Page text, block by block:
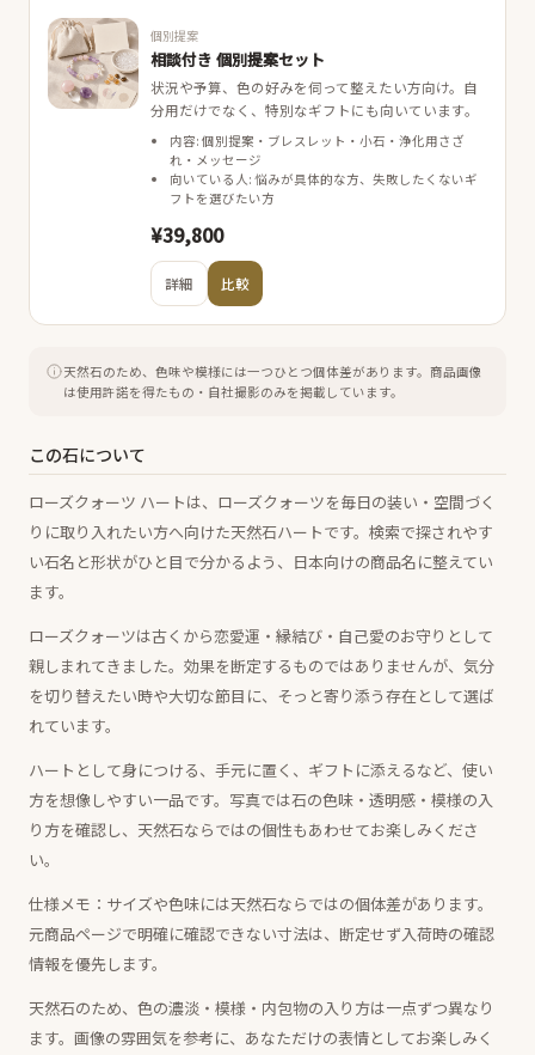
個別提案
相談付き 個別提案セット
状況や予算、色の好みを伺って整えたい方向け。自
分用だけでなく、特別なギフトにも向いています。
内容: 個別提案・ブレスレット・小石・浄化用さざ
れ・メッセージ
向いている人: 悩みが具体的な方、失敗したくないギ
フトを選びたい方
¥39,800
詳細 比較
天然石のため、色味や模様には一つひとつ個体差があります。 商品画像
は使用許諾を得たもの・自社撮影のみを掲載しています。
この石について
ローズクォーツ ハートは、ローズクォーツを毎日の装い・空間づく
りに取り入れたい方へ向けた天然石ハートです。検索で探されやす
い石名と形状がひと目で分かるよう、日本向けの商品名に整えてい
ます。
ローズクォーツは古くから恋愛運・縁結び・自己愛のお守りとして
親しまれてきました。効果を断定するものではありませんが、気分
を切り替えたい時や大切な節目に、そっと寄り添う存在として選ば
れています。
ハートとして身につける、手元に置く、ギフトに添えるなど、使い
方を想像しやすい一品です。写真では石の色味・透明感・模様の入
り方を確認し、天然石ならではの個性もあわせてお楽しみくださ
い。
仕様メモ：サイズや色味には天然石ならではの個体差があります。
元商品ページで明確に確認できない寸法は、断定せず入荷時の確認
情報を優先します。
天然石のため、色の濃淡・模様・内包物の入り方は一点ずつ異なり
ます。画像の雰囲気を参考に、あなただけの表情としてお楽しみく